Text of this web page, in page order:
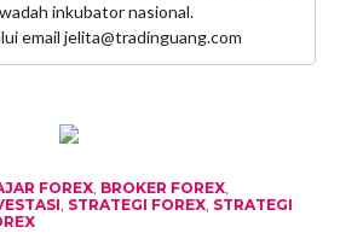
inkubator nasional.
email jelita@tradinguang.com
FOREX, BROKER FOREX,
, STRATEGI FOREX, STRATEGI